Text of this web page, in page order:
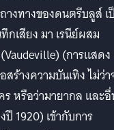
างทางของดนตรีบลูส์ เ
เสียง มา เรนีย์ผสม
(การแสดง
ร้างความบันเทิง ไม่ว่า
ร หรือว่ามายากล และ
1920) เข้ากับการ